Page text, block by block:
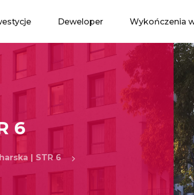
Deweloper Wykończenia
6
| STR 6